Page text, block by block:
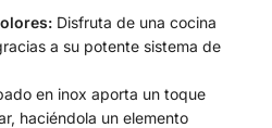
Disfruta de una cocina
a su potente sistema de
en inox aporta un toque
haciéndola un elemento